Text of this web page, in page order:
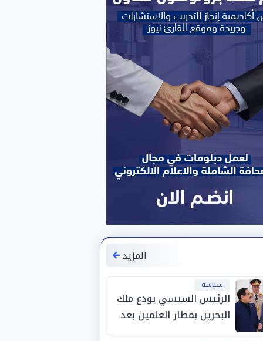
المزيد
سياسة
الرئيس السيسي يودع ملك
البحرين بمطار العلمين بعد
انتهاء زيارته لمصر